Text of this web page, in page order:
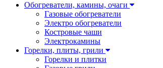
Обогреватели, камины, очаги
Газовые обогреватели
Электро обогреватели
Костровые чаши
Электрокамины
Горелки, плиты, грили
Горелки и плитки